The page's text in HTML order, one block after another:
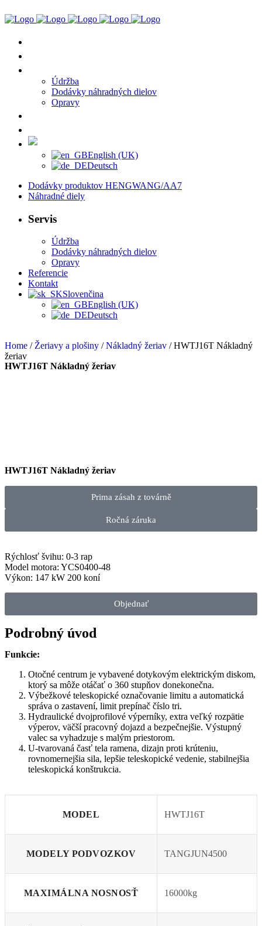
Údržba
Dodávky náhradných dielov
Opravy
English (UK)
Deutsch
Dodávky produktov HENGWANG/AA7
Náhradné diely
Servis
Údržba
Dodávky náhradných dielov
Opravy
Referencie
Kontakt
Slovenčina
English (UK)
Deutsch
Home /Žeriavy a plošiny /Nákladný žeriav / HWTJ16T Nákladný
žeriav
HWTJ16T Nákladný žeriav
HWTJ16T Nákladný žeriav
Prima zásah z továrně
Ročná záruka
Rýchlosť švihu: 0-3 rap
Model motora: YCS0400-48
Výkon: 147 kW 200 koní
Objednať
Podrobný úvod
Funkcie:
Otočné centrum je vybavené dotykovým elektrickým diskom,
ktorý sa môže otáčať o 360 stupňov donekonečna.
Výbežkové teleskopické označovanie limitu a automatická
správa o zastavení, limit prepínač číslo tri.
Hydraulické dvojprofilové výperníky, extra veľký rozpätie
výperov, väčší pracovný dojazd a bezpečnejšie. Výstupný
valec sa vyhadzuje s malým priestorom.
U-tvarovaná časť tela ramena, dizajn proti krúteniu,
rovnomernejšia sila, lepšie teleskopické vedenie, stabilnejšia
teleskopická konštrukcia.
MODEL HWTJ16T
MODELY PODVOZKOV TANGJUN4500
MAXIMÁLNA NOSNOSŤ 16000kg